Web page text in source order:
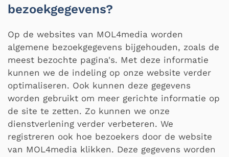
bezoekgegevens?
Op de websites van MOL4media worden
algemene bezoekgegevens bijgehouden, zoals de
meest bezochte pagina's. Met deze informatie
kunnen we de indeling op onze website verder
optimaliseren. Ook kunnen deze gegevens
worden gebruikt om meer gerichte informatie op
de site te zetten. Zo kunnen we onze
dienstverlening verder verbeteren. We
registreren ook hoe bezoekers door de website
van MOL4media klikken. Deze gegevens worden